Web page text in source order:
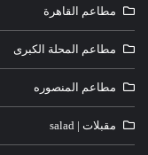
مطاعم القاهرة
مطاعم المحلة الكبرى
مطاعم المنصوره
مقبلات | salad